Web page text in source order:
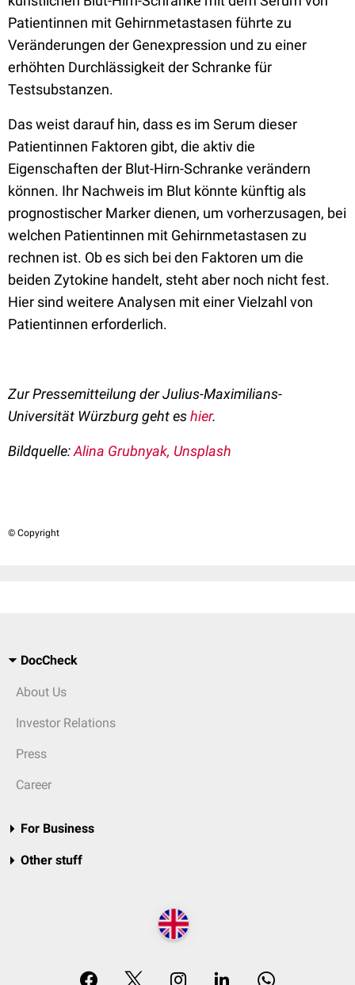
Patientinnen mit Gehirnmetastasen führte zu
Veränderungen der Genexpression und zu einer
erhöhten Durchlässigkeit der Schranke für
Testsubstanzen.
Das weist darauf hin, dass es im Serum dieser
Patientinnen Faktoren gibt, die aktiv die
Eigenschaften der Blut-Hirn-Schranke verändern
können. Ihr Nachweis im Blut könnte künftig als
prognostischer Marker dienen, um vorherzusagen, bei
welchen Patientinnen mit Gehirnmetastasen zu
rechnen ist. Ob es sich bei den Faktoren um die
beiden Zytokine handelt, steht aber noch nicht fest.
Hier sind weitere Analysen mit einer Vielzahl von
Patientinnen erforderlich.
Zur Pressemitteilung der Julius-Maximilians-
Universität Würzburg geht eshier.
Bildquelle:Alina Grubnyak, Unsplash
© Copyright
DocCheck
About Us
Investor Relations
Press
Career
For Business
Other stuff